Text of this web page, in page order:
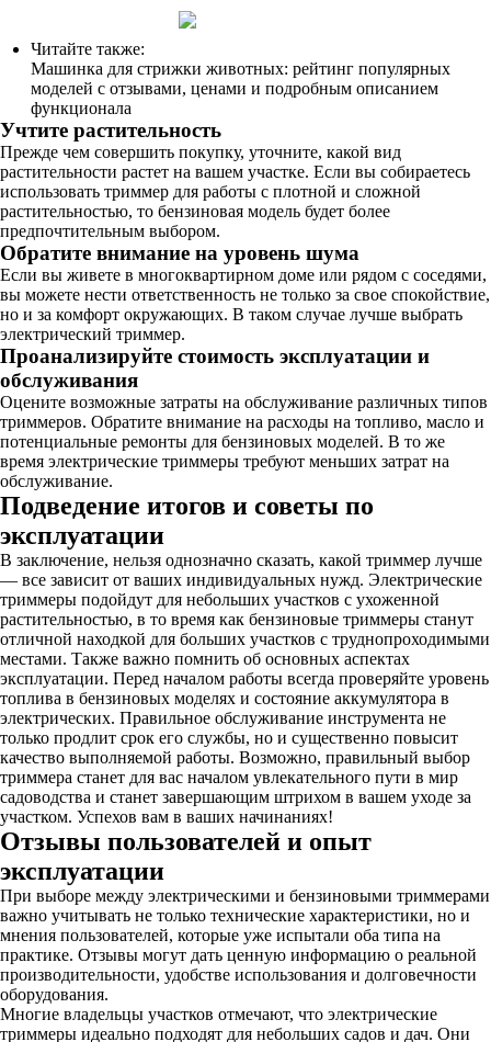
Читайте также:
Машинка для стрижки животных: рейтинг популярных
моделей с отзывами, ценами и подробным описанием
функционала
Учтите растительность
Прежде чем совершить покупку, уточните, какой вид
растительности растет на вашем участке. Если вы собираетесь
использовать триммер для работы с плотной и сложной
растительностью, то бензиновая модель будет более
предпочтительным выбором.
Обратите внимание на уровень шума
Если вы живете в многоквартирном доме или рядом с соседями,
вы можете нести ответственность не только за свое спокойствие,
но и за комфорт окружающих. В таком случае лучше выбрать
электрический триммер.
Проанализируйте стоимость эксплуатации и
обслуживания
Оцените возможные затраты на обслуживание различных типов
триммеров. Обратите внимание на расходы на топливо, масло и
потенциальные ремонты для бензиновых моделей. В то же
время электрические триммеры требуют меньших затрат на
обслуживание.
Подведение итогов и советы по
эксплуатации
В заключение, нельзя однозначно сказать, какой триммер лучше
— все зависит от ваших индивидуальных нужд. Электрические
триммеры подойдут для небольших участков с ухоженной
растительностью, в то время как бензиновые триммеры станут
отличной находкой для больших участков с труднопроходимыми
местами. Также важно помнить об основных аспектах
эксплуатации. Перед началом работы всегда проверяйте уровень
топлива в бензиновых моделях и состояние аккумулятора в
электрических. Правильное обслуживание инструмента не
только продлит срок его службы, но и существенно повысит
качество выполняемой работы. Возможно, правильный выбор
триммера станет для вас началом увлекательного пути в мир
садоводства и станет завершающим штрихом в вашем уходе за
участком. Успехов вам в ваших начинаниях!
Отзывы пользователей и опыт
эксплуатации
При выборе между электрическими и бензиновыми триммерами
важно учитывать не только технические характеристики, но и
мнения пользователей, которые уже испытали оба типа на
практике. Отзывы могут дать ценную информацию о реальной
производительности, удобстве использования и долговечности
оборудования.
Многие владельцы участков отмечают, что электрические
триммеры идеально подходят для небольших садов и дач. Они